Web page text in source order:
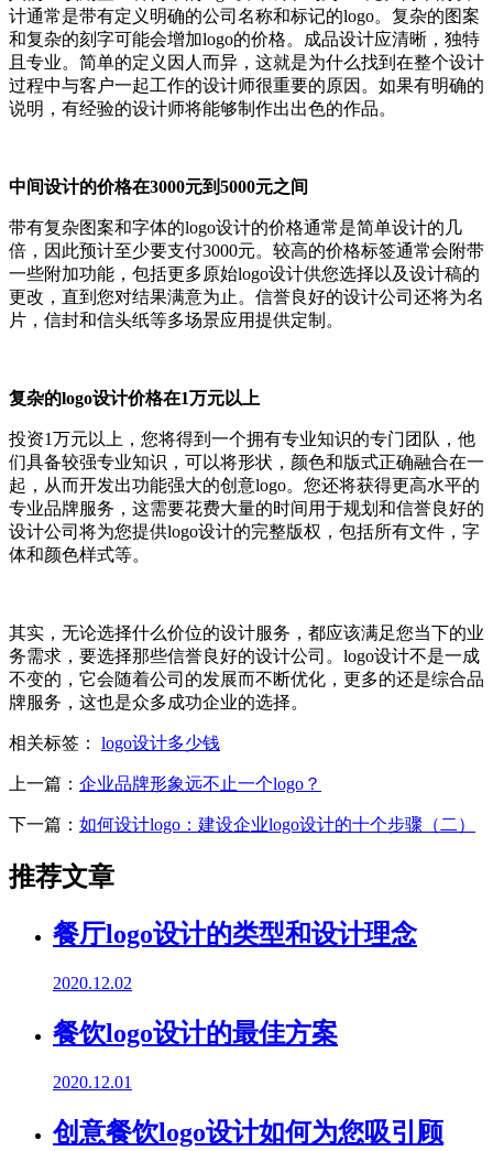
计通常是带有定义明确的公司名称和标记的logo。复杂的图案
和复杂的刻字可能会增加logo的价格。成品设计应清晰，独特
且专业。简单的定义因人而异，这就是为什么找到在整个设计
过程中与客户一起工作的设计师很重要的原因。如果有明确的
说明，有经验的设计师将能够制作出出色的作品。
中间设计的价格在3000元到5000元之间
带有复杂图案和字体的logo设计的价格通常是简单设计的几
倍，因此预计至少要支付3000元。较高的价格标签通常会附带
一些附加功能，包括更多原始logo设计供您选择以及设计稿的
更改，直到您对结果满意为止。信誉良好的设计公司还将为名
片，信封和信头纸等多场景应用提供定制。
复杂的logo设计价格在1万元以上
投资1万元以上，您将得到一个拥有专业知识的专门团队，他
们具备较强专业知识，可以将形状，颜色和版式正确融合在一
起，从而开发出功能强大的创意logo。您还将获得更高水平的
专业品牌服务，这需要花费大量的时间用于规划和信誉良好的
设计公司将为您提供logo设计的完整版权，包括所有文件，字
体和颜色样式等。
其实，无论选择什么价位的设计服务，都应该满足您当下的业
务需求，要选择那些信誉良好的设计公司。logo设计不是一成
不变的，它会随着公司的发展而不断优化，更多的还是综合品
牌服务，这也是众多成功企业的选择。
相关标签： logo设计多少钱
上一篇： 企业品牌形象远不止一个logo？
下一篇： 如何设计logo：建设企业logo设计的十个步骤（二）
推荐文章
餐厅logo设计的类型和设计理念
2020.12.02
餐饮logo设计的最佳方案
2020.12.01
创意餐饮logo设计如何为您吸引顾